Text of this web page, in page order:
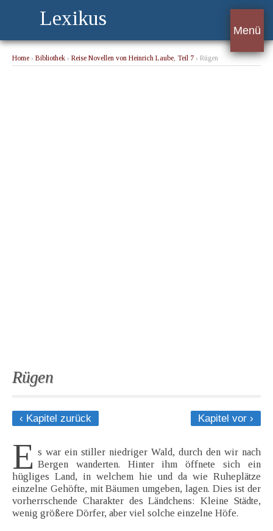
Lexikus
Menü
Home › Bibliothek › Reise Novellen von Heinrich Laube, Teil 7 › Rügen
Rügen
‹ Kapitel zurück Kapitel vor ›
E s war ein stiller niedriger Wald, durch den wir nach
Bergen wanderten. Hinter ihm öffnete sich ein
hügliges Land, in welchem hie und da wie Ruheplätze
einzelne Gehöfte, mit Bäumen umgeben, lagen. Dies ist der
vorherrschende Charakter des Ländchens: Kleine Städte,
wenig größere Dörfer, aber viel solche einzelne Höfe.